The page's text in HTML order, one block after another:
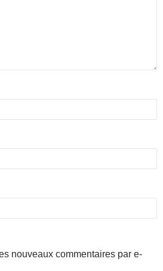
nouveaux commentaires par e-